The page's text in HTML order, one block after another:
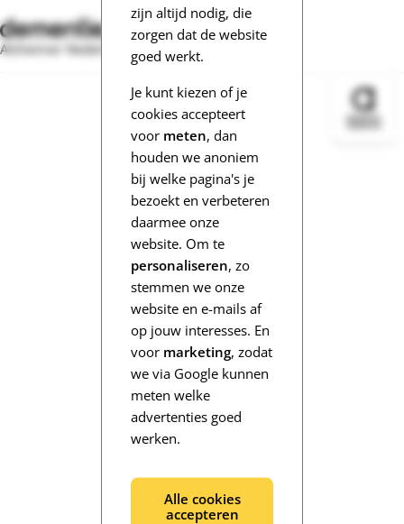
zijn altijd nodig, die
zorgen dat de website
goed werkt.
Je kunt kiezen of je
cookies accepteert
voor meten, dan
houden we anoniem
bij welke pagina's je
bezoekt en verbeteren
daarmee onze
website. Om te
personaliseren, zo
stemmen we onze
website en e-mails af
op jouw interesses. En
voor marketing, zodat
we via Google kunnen
meten welke
advertenties goed
werken.
Alle cookies
accepteren
Alzheimer Nederland
De inhoud wordt geladen...